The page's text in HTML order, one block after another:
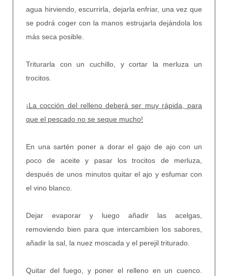
agua hirviendo, escurrirla, dejarla enfriar, una vez que
se podrá coger con la manos estrujarla dejándola los
más seca posible.
Triturarla con un cuchillo, y cortar la merluza un
trocitos.
¡La cocción del relleno deberá ser muy rápida, para
que el pescado no se seque mucho!
En una sartén poner a dorar el gajo de ajo con un
poco de aceite y pasar los trocitos de merluza,
después de unos minutos quitar el ajo y esfumar con
el vino blanco.
Dejar evaporar y luego añadir las acelgas,
removiendo bien para que intercambien los sabores,
añadir la sal, la nuez moscada y el perejil triturado.
Quitar del fuego, y poner el relleno en un cuenco.